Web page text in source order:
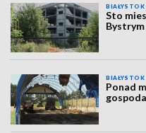
BIAŁYSTOK
Sto
BIAŁYSTOK
Ponad